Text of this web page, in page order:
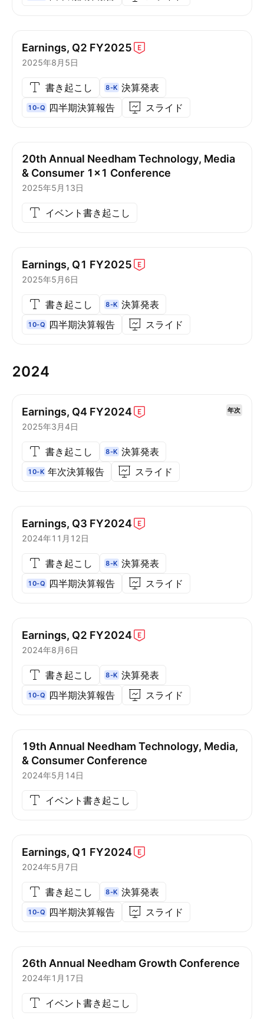
Earnings, Q2 FY2025
2025年8月5日
書き起こし 8-K 決算発表
10-Q 四半期決算報告 スライド
20th Annual Needham Technology, Media
& Consumer 1x1 Conference
2025年5月13日
イベント書き起こし
Earnings, Q1 FY2025
2025年5月6日
書き起こし 8-K 決算発表
10-Q 四半期決算報告 スライド
2024
Earnings, Q4 FY2024 年次
2025年3月4日
書き起こし 8-K 決算発表
10-K 年次決算報告 スライド
Earnings, Q3 FY2024
2024年11月12日
書き起こし 8-K 決算発表
10-Q 四半期決算報告 スライド
Earnings, Q2 FY2024
2024年8月6日
書き起こし 8-K 決算発表
10-Q 四半期決算報告 スライド
19th Annual Needham Technology, Media,
& Consumer Conference
2024年5月14日
イベント書き起こし
Earnings, Q1 FY2024
2024年5月7日
書き起こし 8-K 決算発表
10-Q 四半期決算報告 スライド
26th Annual Needham Growth Conference
2024年1月17日
イベント書き起こし